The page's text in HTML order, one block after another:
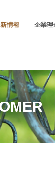
情報 企業理